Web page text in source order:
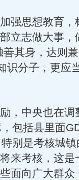
思想教育，
立志做大事，
其身，达则
识分子，更应
中央也在调
包括县里面
别是考核城
来考核，这是
面向广大群众